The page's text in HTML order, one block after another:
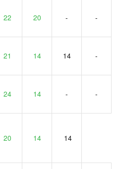
22 20 - -
21 14 14 -
24 14 - -
20 14 14